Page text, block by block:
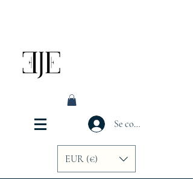
Se connecter
EUR (€)